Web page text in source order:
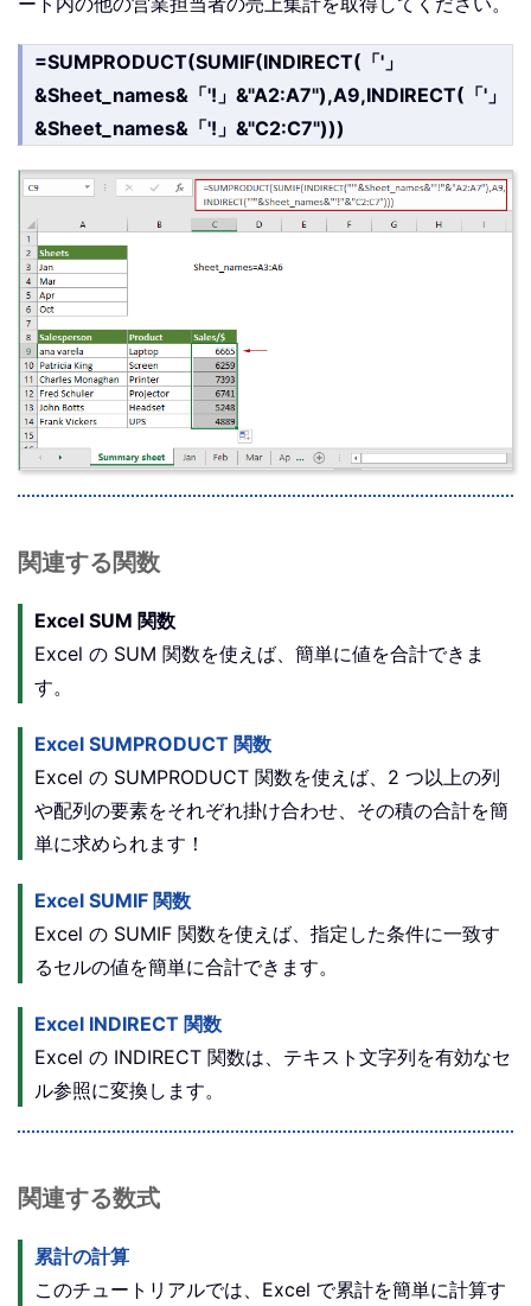
=SUMPRODUCT(SUMIF(INDIRECT(「'」
&Sheet_names&「'!」&"A2:A7"),A9,INDIRECT(「'」
&Sheet_names&「'!」&"C2:C7")))
関連する関数
Excel SUM 関数
Excel の SUM 関数を使えば、簡単に値を合計できま
す。
Excel SUMPRODUCT 関数
Excel の SUMPRODUCT 関数を使えば、2 つ以上の列
や配列の要素をそれぞれ掛け合わせ、その積の合計を簡
単に求められます！
Excel SUMIF 関数
Excel の SUMIF 関数を使えば、指定した条件に一致す
るセルの値を簡単に合計できます。
Excel INDIRECT 関数
Excel の INDIRECT 関数は、テキスト文字列を有効なセ
ル参照に変換します。
関連する数式
累計の計算
このチュートリアルでは、Excel で累計を簡単に計算す